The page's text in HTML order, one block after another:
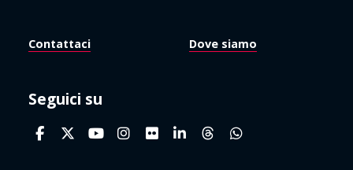
Contattaci Dove siamo
Seguici su